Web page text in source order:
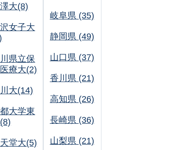
大(8)
女子大
県立保
療大(2)
大(14)
大学東
堂大(5)
岐阜県 (35)
静岡県 (49)
山口県 (37)
香川県 (21)
高知県 (26)
長崎県 (36)
山梨県 (21)